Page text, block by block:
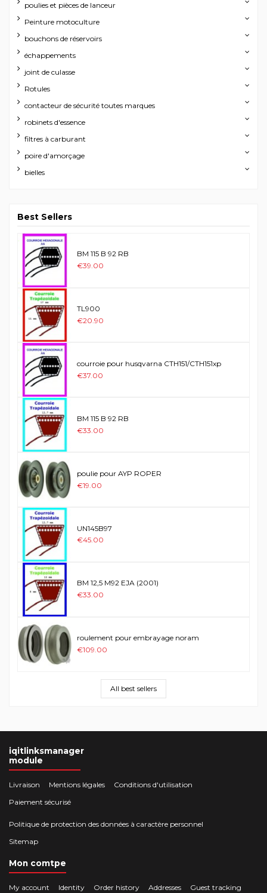
poulies et pièces de lanceur
Peinture motoculture
bouchons de réservoirs
échappements
joint de culasse
Rotules
contacteur de sécurité toutes marques
robinets d'essence
filtres à carburant
poire d'amorçage
bielles
Best Sellers
BM 115 B 92 RB
€39.00
TL900
€20.90
courroie pour husqvarna CTH151/CTH151xp
€37.00
BM 115 B 92 RB
€33.00
poulie pour AYP ROPER
€19.00
UN145B97
€45.00
BM 12,5 M92 EJA (2001)
€33.00
roulement pour embrayage noram
€109.00
All best sellers
iqitlinksmanager
module
Livraison Mentions légales
Conditions d'utilisation
Paiement sécurisé
Politique de protection des données à caractère personnel
Sitemap
Mon comtpe
My account Identity Order history Addresses Guest tracking